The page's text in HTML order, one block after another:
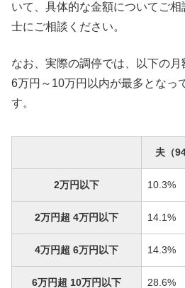
いて、具体的な金額についてご
士にご相談ください。
なお、実際の調停では、以下の
6万円～10万円以内が最多となっ
す。
夫（
2万円以下 10.3%
2万円超 4万円以下 14.1%
4万円超 6万円以下 14.3%
6万円超 10万円以下 28.6%